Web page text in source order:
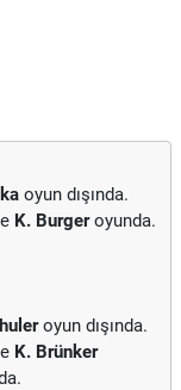
oyun dışında.
K. Burgeroyunda.
oyun dışında.
K. Brünker